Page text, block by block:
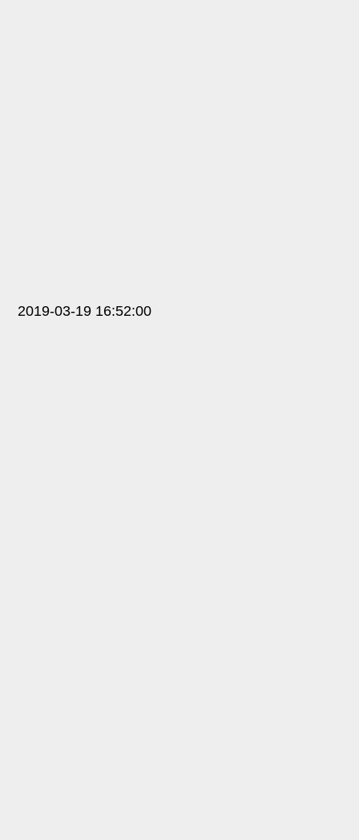
2019-03-19 16:52:00